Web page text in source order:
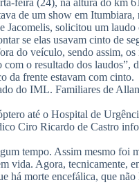
feira (24), na altura do km
de um show em Itumbiara,
solicitou um
se elas usavam cinto de
do veículo, sendo assim,
o resultado dos laudos”,
da frente estavam com cinto.
do IML. Familiares de
até o Hospital de
Ciro Ricardo de Castro
tempo. Assim mesmo
vida. Agora, tecnicamente,
há morte encefálica, que